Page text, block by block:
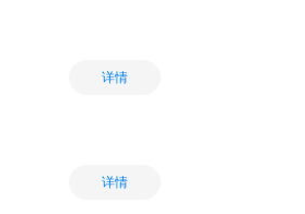
详情
详情